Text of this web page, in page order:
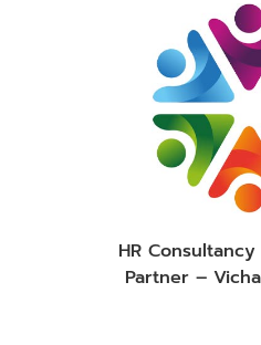
HR
Partner –